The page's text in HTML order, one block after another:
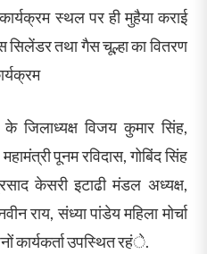
स्थल पर ही मुहैया कराई
तथा गैस चूल्हा का वितरण
जिलाध्यक्ष विजय कुमार सिंह,
पूनम रविदास, गोबिंद सिंह
केसरी इटाढी मंडल अध्यक्ष,
राय, संध्या पांडेय महिला मोर्चा
कार्यकर्ता उपस्थित रहंे.